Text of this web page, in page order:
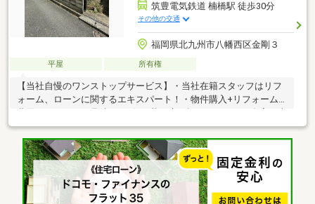
筑豊電気鉄道 楠橋駅 徒歩30分
その他の交通
福岡県北九州市八幡西区金剛３
平屋 所有権
【当社自慢のワンストップサービス】・当社在籍スタッフはリフ
ォーム、ローンに関するエキスパート！・物件購入+リフォーム
却が並行して行えます！・もちろん査定も無料です♪【ライフスタ
イルに合わせた物件探し】・土日祝/18時以降/1件～複数件のご内
覧も大歓迎・ご自宅等への送迎も可能です！・当社未掲載物件も
ご案内できます♪